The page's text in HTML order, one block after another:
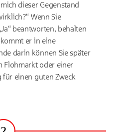
dieser Gegenstand
Wenn Sie
beantworten, behalten
kommt er in eine
darin können Sie später
Flohmarkt oder einer
einen guten Zweck